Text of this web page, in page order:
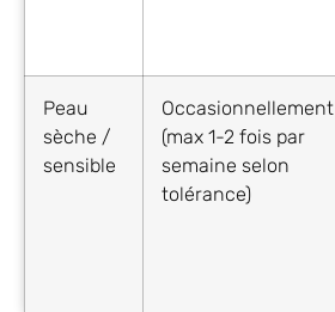
Peau
sèche /
sensible
Occasionnellement
(max 1-2 fois par
semaine selon
tolérance)